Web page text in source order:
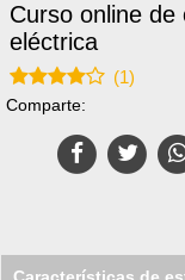
Curso online
eléctrica
(1)
Comparte:
Características de